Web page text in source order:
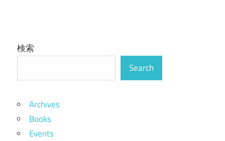
検索
Search
Archives
Books
Events